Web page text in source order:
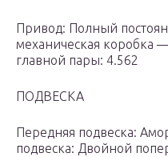
Привод: Полный
механическая коробка
главной пары: 4.562
ПОДВЕСКА
Передняя подвеска:
подвеска: Двойной